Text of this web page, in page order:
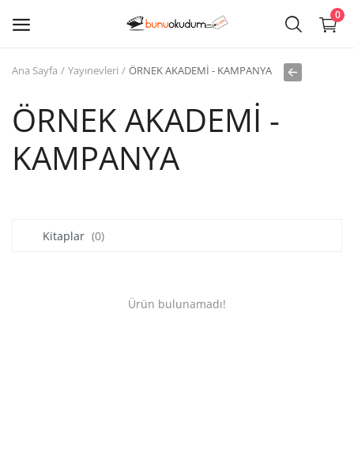
0
Giriş
Ana Sayfa Yayınevleri ÖRNEK AKADEMİ - KAMPANYA
ÖRNEK AKADEMİ -
KAMPANYA
Kitaplar (0)
Ürün bulunamadı!